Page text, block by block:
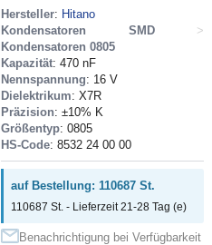
Hersteller: Hitano
Kondensatoren SMD
>
Kondensatoren 0805
Kapazität: 470 nF
Nennspannung: 16 V
Dielektrikum: X7R
Präzision: ±10% K
Größentyp: 0805
HS-Code: 8532 24 00 00
auf Bestellung: 110687 St.
110687 St. - Lieferzeit 21-28 Tag (e)
Benachrichtigung bei Verfügbarkeit